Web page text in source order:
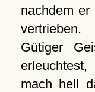
nachdem
vertrieben.
Gütiger
erleuchtest,
mach hell